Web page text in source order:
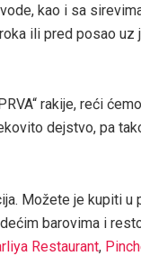
kao i sa
ili pred posao uz
rakije, reći
dejstvo, pa
Možete je kupiti u
barovima i
Restaurant,